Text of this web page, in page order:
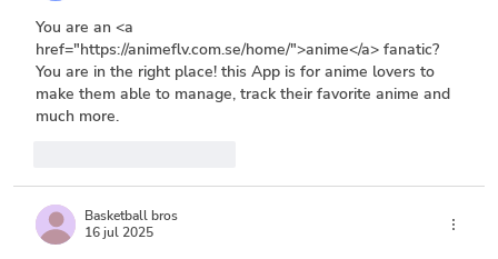
You are an <a
href="https://animeflv.com.se/home/">anime</a> fanatic?
You are in the right place! this App is for anime lovers to
make them able to manage, track their favorite anime and
much more.
Basketball bros
16 jul 2025